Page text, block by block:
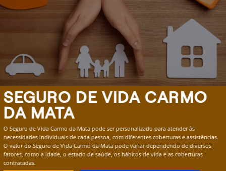
SEGURO DE VIDA CARMO
DA MATA
O Seguro de Vida Carmo da Mata pode ser personalizado para atender às
necessidades individuais de cada pessoa, com diferentes coberturas e assistências.
O valor do Seguro de Vida Carmo da Mata pode variar dependendo de diversos
fatores, como a idade, o estado de saúde, os hábitos de vida e as coberturas
contratadas.